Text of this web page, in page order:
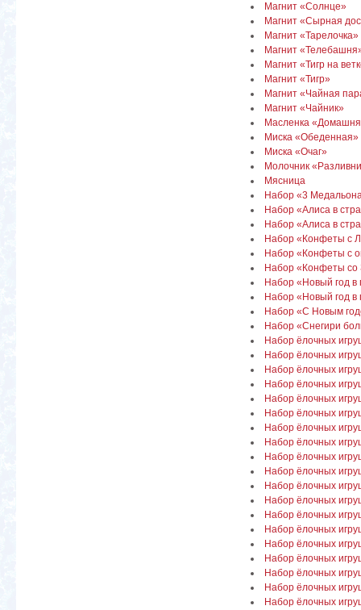
Магнит «Солнце»
Магнит «Сырная
Магнит «Тарелочка»
Магнит
Магнит «Тигр на
Магнит «Тигр»
Магнит «Чайная
Магнит «Чайник»
Масленка
Миска «Обеденная»
Миска «Очаг»
Молочник
Мясница
Набор «3
Набор «Алиса в
Набор «Алиса в
Набор «Конфеты с
Набор «Конфеты с
Набор «Конфеты со
Набор «Новый год в
Набор «Новый год в
Набор «С Новым
Набор «Снегири
Набор ёлочных
Набор ёлочных
Набор ёлочных
Набор ёлочных
Набор ёлочных
Набор ёлочных
Набор ёлочных
Набор ёлочных
Набор ёлочных
Набор ёлочных
Набор ёлочных
Набор ёлочных
Набор ёлочных
Набор ёлочных
Набор ёлочных
Набор ёлочных
Набор ёлочных
Набор ёлочных
Набор ёлочных